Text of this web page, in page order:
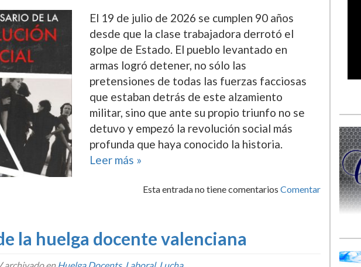
El 19 de julio de 2026 se cumplen 90 años
desde que la clase trabajadora derrotó el
golpe de Estado. El pueblo levantado en
armas logró detener, no sólo las
pretensiones de todas las fuerzas facciosas
que estaban detrás de este alzamiento
militar, sino que ante su propio triunfo no se
detuvo y empezó la revolución social más
profunda que haya conocido la historia.
Leer más »
Esta entrada no tiene comentariosComentar
la huelga docente valenciana